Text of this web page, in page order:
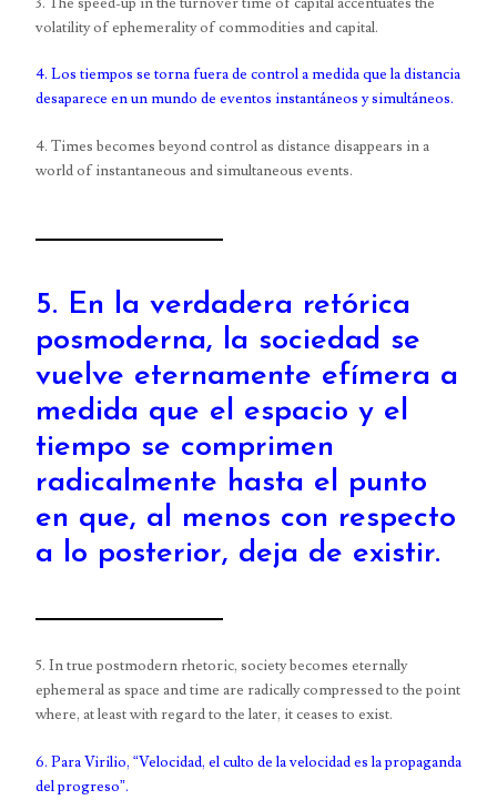
volatility of ephemerality of commodities and capital.
4. Los tiempos se torna fuera de control a medida que la distancia
desaparece en un mundo de eventos instantáneos y simultáneos.
4. Times becomes beyond control as distance disappears in a
world of instantaneous and simultaneous events.
5. En la verdadera retórica
posmoderna, la sociedad se
vuelve eternamente efímera a
medida que el espacio y el
tiempo se comprimen
radicalmente hasta el punto
en que, al menos con respecto
a lo posterior, deja de existir.
5. In true postmodern rhetoric, society becomes eternally
ephemeral as space and time are radically compressed to the point
where, at least with regard to the later, it ceases to exist.
6. Para Virilio, “Velocidad, el culto de la velocidad es la propaganda
del progreso”.